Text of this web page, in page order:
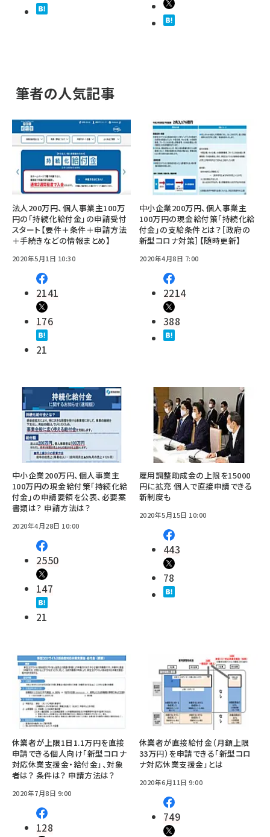
筆者の人気記事
法人200万円、個人事業主100万
円の「持続化給付金」の申請受付
スタート【要件＋条件＋申請方法
＋手続きなどの情報まとめ】
2020年5月1日 10:30
2141
176
21
中小企業200万円、個人事業主
100万円の現金給付策「持続化給
付金」の支給条件とは？［政府の
新型コロナ対策］【随時更新】
2020年4月8日 7:00
2214
388
中小企業200万円、個人事業主
100万円の現金給付策「持続化給
付金」の申請要領を公表、必要案
書類は？ 申請方法は？
2020年4月28日 10:00
2550
147
21
雇用調整助成金の上限を15000
円に拡充 個人で直接申請できる
新制度も
2020年5月15日 10:00
443
78
休業者が上限1日1.1万円を直接
申請できる個人向け「新型コロナ
対応休業支援金・給付金」、対象
者は？ 条件は？ 申請方法は？
2020年7月8日 9:00
128
休業者が直接給付金（月額上限
33万円）を申請できる「新型コロ
ナ対応休業支援金」とは
2020年6月11日 9:00
749